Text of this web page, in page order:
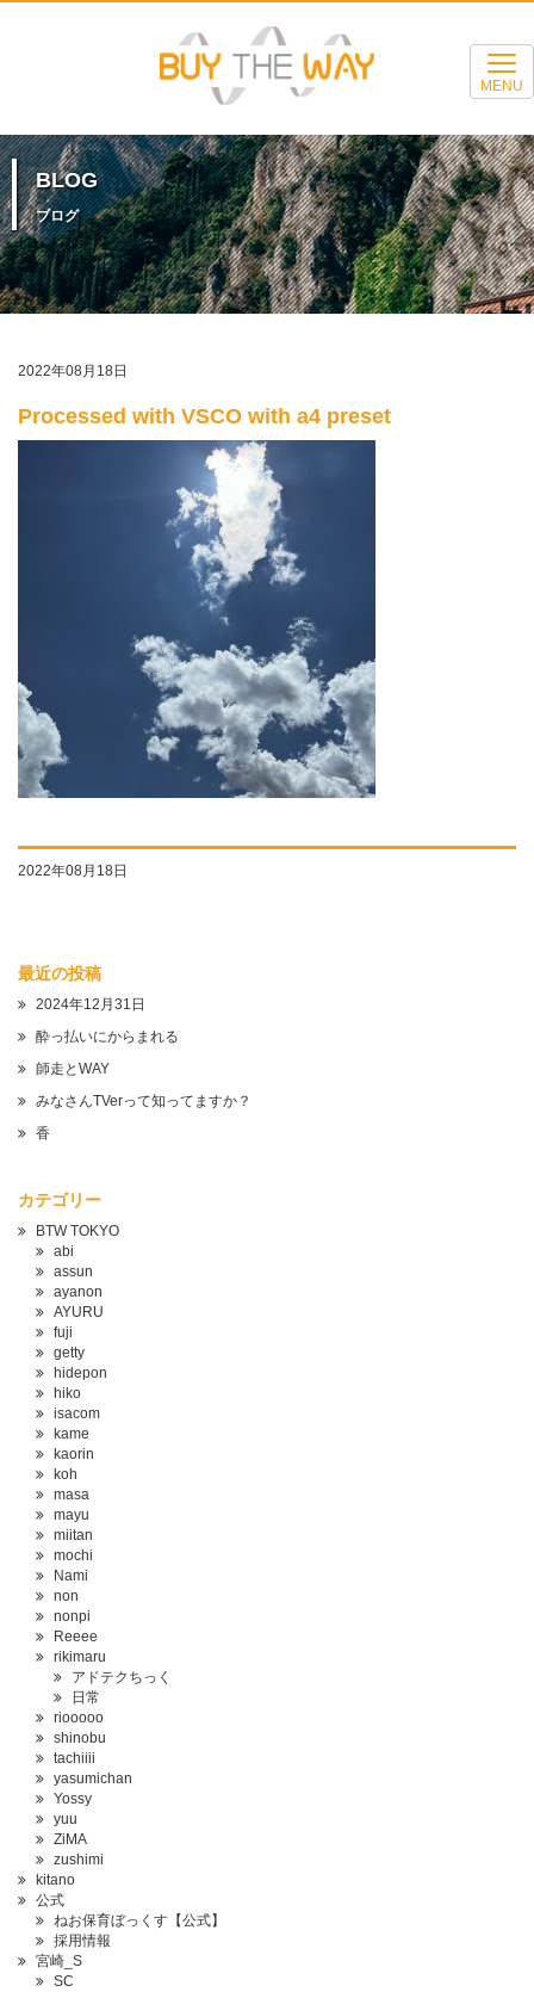
MENU
BLOG
ブログ
2022年08月18日
Processed with VSCO with a4 preset
2022年08月18日
最近の投稿
2024年12月31日
酔っ払いにからまれる
師走とWAY
みなさんTVerって知ってますか？
香
カテゴリー
BTW TOKYO
abi
assun
ayanon
AYURU
fuji
getty
hidepon
hiko
isacom
kame
kaorin
koh
masa
mayu
miitan
mochi
Nami
non
nonpi
Reeee
rikimaru
アドテクちっく
日常
riooooo
shinobu
tachiiii
yasumichan
Yossy
yuu
ZiMA
zushimi
kitano
公式
ねお保育ぼっくす【公式】
採用情報
宮崎_S
SC